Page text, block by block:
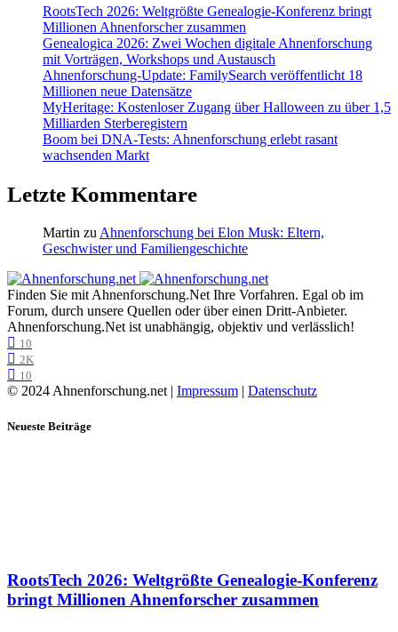
RootsTech 2026: Weltgrößte Genealogie-Konferenz bringt
Millionen Ahnenforscher zusammen
Genealogica 2026: Zwei Wochen digitale Ahnenforschung
mit Vorträgen, Workshops und Austausch
Ahnenforschung-Update: FamilySearch veröffentlicht 18
Millionen neue Datensätze
MyHeritage: Kostenloser Zugang über Halloween zu über 1,5
Milliarden Sterberegistern
Boom bei DNA-Tests: Ahnenforschung erlebt rasant
wachsenden Markt
Letzte Kommentare
Martin zu Ahnenforschung bei Elon Musk: Eltern,
Geschwister und Familiengeschichte
Finden Sie mit Ahnenforschung.Net Ihre Vorfahren. Egal ob im
Forum, durch unsere Quellen oder über einen Dritt-Anbieter.
Ahnenforschung.Net ist unabhängig, objektiv und verlässlich!
10
2K
10
© 2024 Ahnenforschung.net | Impressum | Datenschutz
Neueste Beiträge
RootsTech 2026: Weltgrößte Genealogie-Konferenz
bringt Millionen Ahnenforscher zusammen